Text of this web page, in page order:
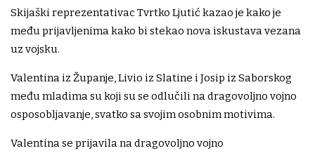
Skijaški reprezentativac Tvrtko Ljutić kazao je kako je
među prijavljenima kako bi stekao nova iskustava vezana
uz vojsku.
Valentina iz Županje, Livio iz Slatine i Josip iz Saborskog
među mladima su koji su se odlučili na dragovoljno vojno
osposobljavanje, svatko sa svojim osobnim motivima.
Valentina se prijavila na dragovoljno vojno